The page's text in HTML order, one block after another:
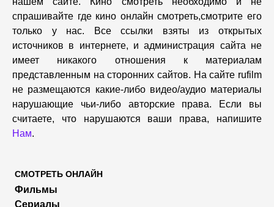
спрашивайте где кино онлайн смотреть,cмотрите его
только у нас. Все ссылки взяты из открытых
источников в интернете, и администрация сайта не
имеет никакого отношения к материалам
представленным на сторонних сайтов. На сайте rufilm
не размещаются какие-либо видео/аудио материалы
нарушающие чьи-либо авторские права. Если вы
считаете, что нарушаются ваши права, напишите
Нам.
СМОТРЕТЬ ОНЛАЙН
Фильмы
Сериалы